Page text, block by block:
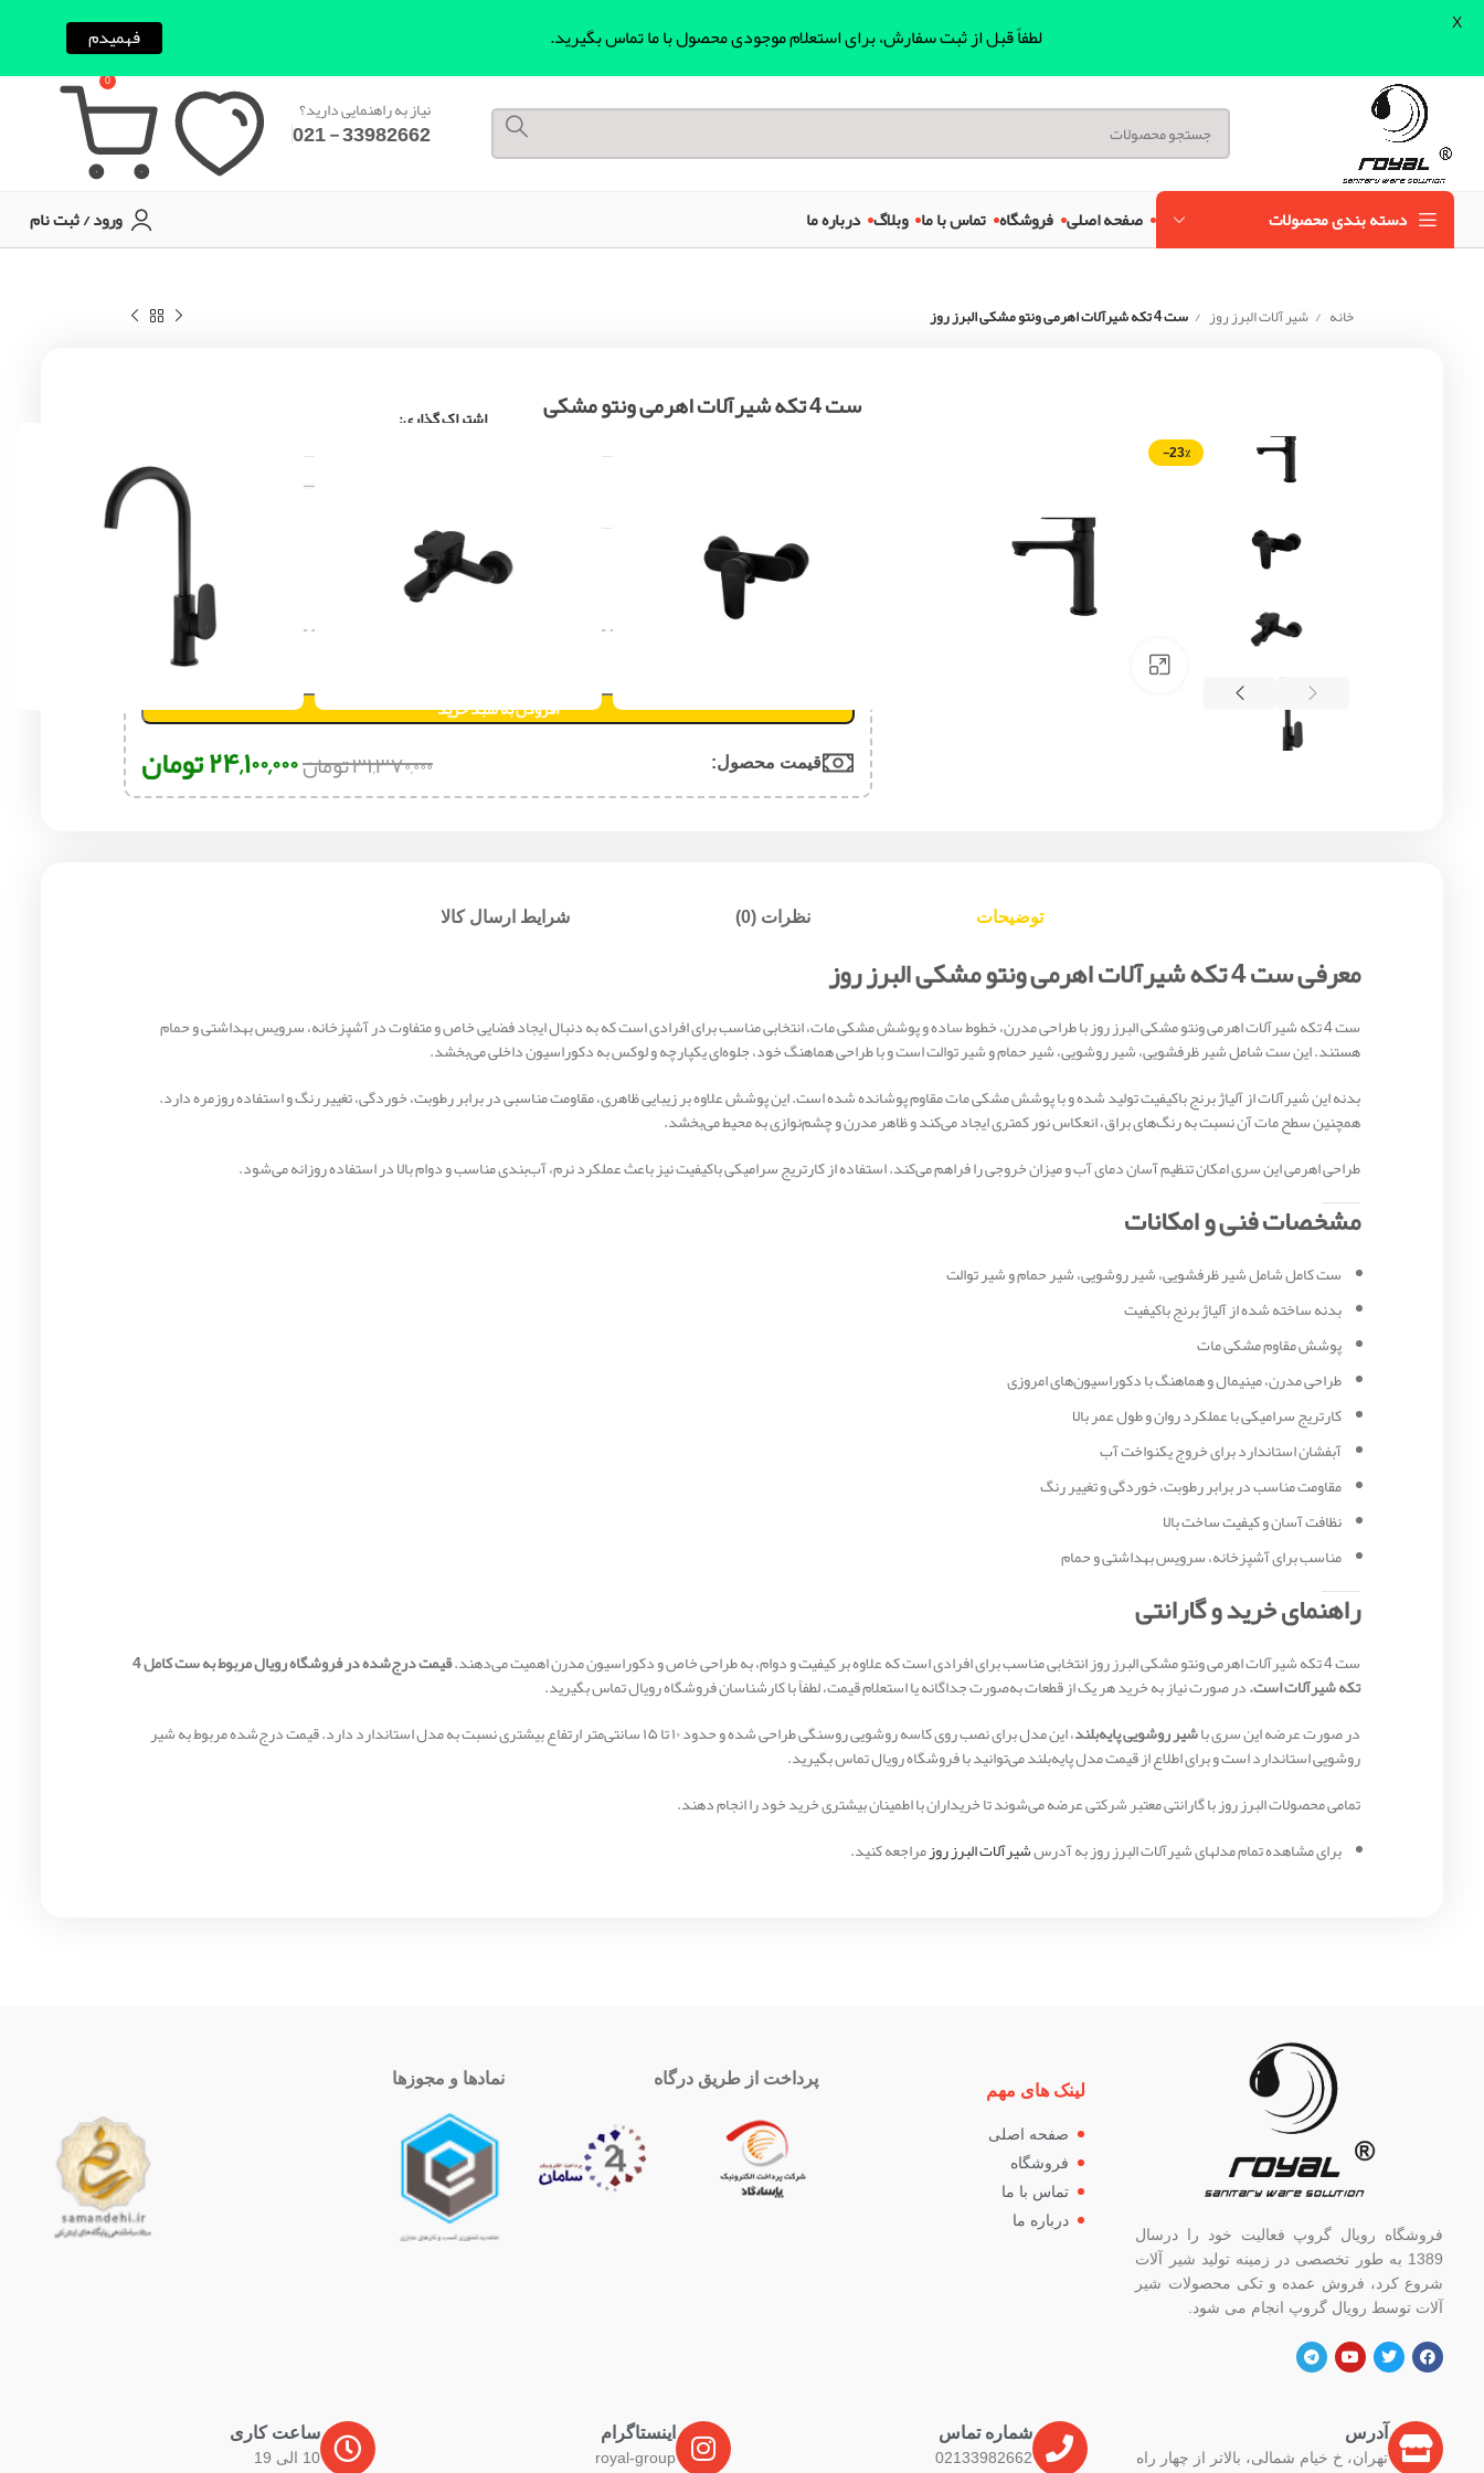
نیاز به راهنمایی دارید؟
33982662 - 021
0
دسته بندی محصولات صفحه اصلی فروشگاه تماس با ما وبلاگ درباره ما ورود / ثبت نام
خانه شیر آلات البرز روز ست 4 تکه شیرآلات اهرمی ونتو مشکی البرز روز
-23%
ست 4 تکه شیرآلات اهرمی ونتو مشکی اشتراک گذاری:
علاقه مندی
افزودن به سبد خرید
قیمت محصول:​ ۳۱,۳۷۰,۰۰۰تومان۲۴,۱۰۰,۰۰۰تومان
توضیحات نظرات (0) شرایط ارسال کالا
معرفی ست 4 تکه شیرآلات اهرمی ونتو مشکی البرز روز
ست 4 تکه شیرآلات اهرمی ونتو مشکی البرز روز با طراحی مدرن، خطوط ساده و پوشش مشکی مات، انتخابی مناسب برای افرادی است که به دنبال ایجاد فضایی خاص و متفاوت در آشپزخانه، سرویس بهداشتی و حمام
هستند. این ست شامل شیر ظرفشویی، شیر روشویی، شیر حمام و شیر توالت است و با طراحی هماهنگ خود، جلوه‌ای یکپارچه و لوکس به دکوراسیون داخلی می‌بخشد.
بدنه این شیرآلات از آلیاژ برنج باکیفیت تولید شده و با پوشش مشکی مات مقاوم پوشانده شده است. این پوشش علاوه بر زیبایی ظاهری، مقاومت مناسبی در برابر رطوبت، خوردگی، تغییر رنگ و استفاده روزمره دارد.
همچنین سطح مات آن نسبت به رنگ‌های براق، انعکاس نور کمتری ایجاد می‌کند و ظاهر مدرن و چشم‌نوازی به محیط می‌بخشد.
طراحی اهرمی این سری امکان تنظیم آسان دمای آب و میزان خروجی را فراهم می‌کند. استفاده از کارتریج سرامیکی باکیفیت نیز باعث عملکرد نرم، آب‌بندی مناسب و دوام بالا در استفاده روزانه می‌شود.
مشخصات فنی و امکانات
ست کامل شامل شیر ظرفشویی، شیر روشویی، شیر حمام و شیر توالت
بدنه ساخته شده از آلیاژ برنج باکیفیت
پوشش مقاوم مشکی مات
طراحی مدرن، مینیمال و هماهنگ با دکوراسیون‌های امروزی
کارتریج سرامیکی با عملکرد روان و طول عمر بالا
آبفشان استاندارد برای خروج یکنواخت آب
مقاومت مناسب در برابر رطوبت، خوردگی و تغییر رنگ
نظافت آسان و کیفیت ساخت بالا
مناسب برای آشپزخانه، سرویس بهداشتی و حمام
راهنمای خرید و گارانتی
ست 4 تکه شیرآلات اهرمی ونتو مشکی البرز روز انتخابی مناسب برای افرادی است که علاوه بر کیفیت و دوام، به طراحی خاص و دکوراسیون مدرن اهمیت می‌دهند. قیمت درج‌شده در فروشگاه رویال مربوط به ست کامل 4
تکه شیرآلات است.در صورت نیاز به خرید هر یک از قطعات به‌صورت جداگانه یا استعلام قیمت، لطفاً با کارشناسان فروشگاه رویال تماس بگیرید.
در صورت عرضه این سری باشیر روشویی پایه‌بلند ، این مدل برای نصب روی کاسه روشویی روسنگی طراحی شده و حدود ۱۰ تا ۱۵ سانتی‌متر ارتفاع بیشتری نسبت به مدل استاندارد دارد. قیمت درج‌شده مربوط به شیر
روشویی استاندارد است و برای اطلاع از قیمت مدل پایه‌بلند می‌توانید با فروشگاه رویال تماس بگیرید.
تمامی محصولات البرز روز با گارانتی معتبر شرکتی عرضه می‌شوند تا خریداران با اطمینان بیشتری خرید خود را انجام دهند.
برای مشاهده تمام مدلهای شیرآلات البرز روز به آدرسشیرآلات البرز روزمراجعه کنید.
فروشگاه رویال گروپ فعالیت خود را درسال
1389 به طور تخصصی در زمینه تولید شیر آلات
شروع کرد، فروش عمده و تکی محصولات شیر
آلات توسط رویال گروپ انجام می شود.
لینک های مهم
صفحه اصلی
فروشگاه
تماس با ما
درباره ما
پرداخت از طریق درگاه نمادها و مجوزها
آدرس
تهران، خ خیام شمالی، بالاتر از چهار راه
شماره تماس
02133982662
اینستاگرام
royal-group
ساعت کاری
10 الی 19
لطفاً قبل از ثبت سفارش، برای استعلام موجودی محصول با ما تماس بگیرید. فهمیدم X